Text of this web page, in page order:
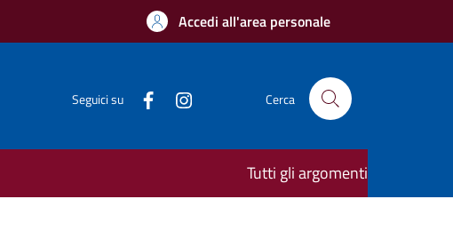
Accedi all'area personale
Seguici su Cerca
Tutti gli argomenti